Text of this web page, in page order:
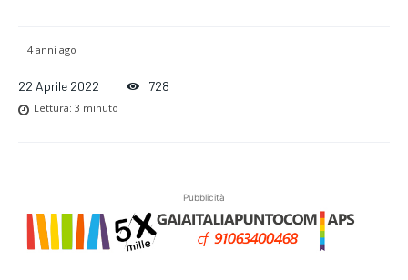
4 anni ago
22 Aprile 2022 728
Lettura: 3 minuto
Pubblicità